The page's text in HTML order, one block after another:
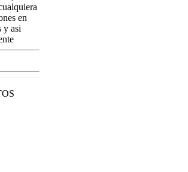
estafando operadores con
de Billeteros FL
en
y asi